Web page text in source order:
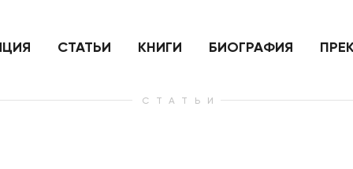
нанесенный по самим себе
СТАТЬИ КНИГИ БИОГРАФИЯ
СТАТЬИ